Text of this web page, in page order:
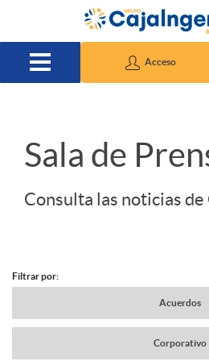
Saltar al contenido principal
Acceso
S
Sala de
Consulta las noticias
N
Filtrar por:
Acuerdos
Corporativo